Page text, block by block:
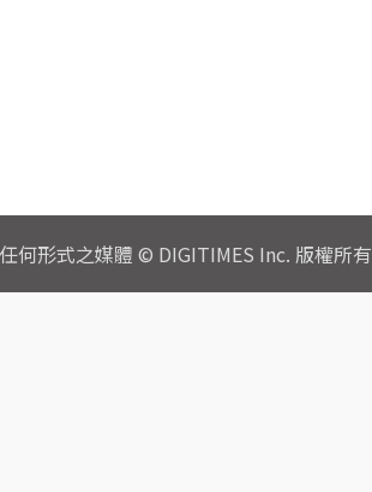
何形式之媒體 © DIGITIMES Inc. 版權所有